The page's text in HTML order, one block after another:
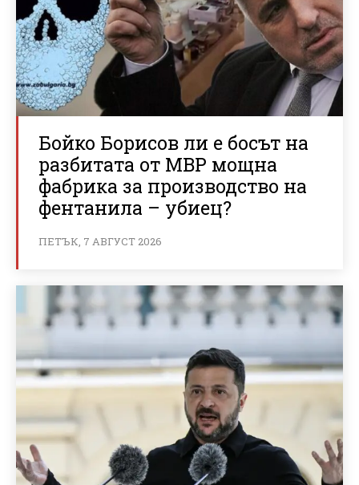
Бойко Борисов ли е босът на
разбитата от МВР мощна
фабрика за производство на
фентанила – убиец?
ПЕТЪК, 7 АВГУСТ 2026